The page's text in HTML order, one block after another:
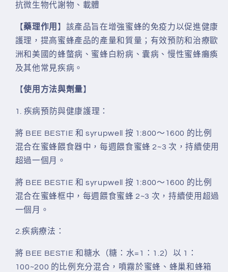
抗微生物代謝物、載體
【藥理作用 】該產品旨在增強蜜蜂的免疫力以促進健康
護理，提高蜜蜂產品的產量和質量；有效預防和治療歐
洲和美國的蜂螫病、蜜蜂白粉病、囊病、慢性蜜蜂癱瘓
及其他常見疾病。
【使用方法與劑量】
1. 疾病預防與健康護理：
將 BEE BESTIE 和 syrupwell 按 1:800～1600 的比例
混合在蜜蜂餵食器中，每週餵食蜜蜂 2~3 次，持續使用
超過一個月。
將 BEE BESTIE 和 syrupwell 按 1:800～1600 的比例
混合在蜜蜂框中，每週餵食蜜蜂 2~3 次，持續使用超過
一個月。
2.疾病療法：
將 BEE BESTIE 和糖水（糖：水=1：1.2）以 1：
100~200 的比例充分混合，噴霧於蜜蜂、蜂巢和蜂箱